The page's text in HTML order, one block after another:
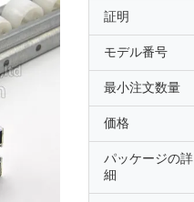
証明
モデル番号
最小注文数量
価格
パッケージの詳
細